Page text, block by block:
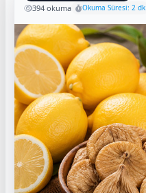
394 okuma
Okuma Süresi: 2 dk